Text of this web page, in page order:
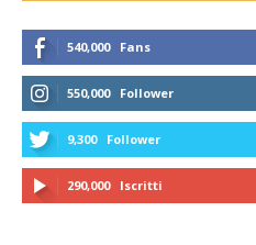
540,000 Fans
550,000 Follower
9,300 Follower
290,000 Iscritti